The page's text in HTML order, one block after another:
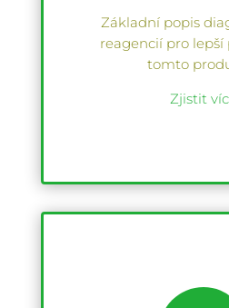
Základní popis
reagencií pro lepší
tomto
Zjistit